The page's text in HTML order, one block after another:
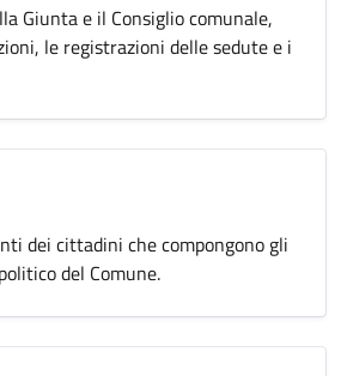
Giunta e il Consiglio comunale,
le registrazioni delle sedute e i
dei cittadini che compongono gli
del Comune.